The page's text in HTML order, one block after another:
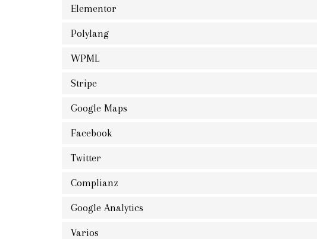
Elementor
Polylang
WPML
Stripe
Google Maps
Facebook
Twitter
Complianz
Google Analytics
Varios